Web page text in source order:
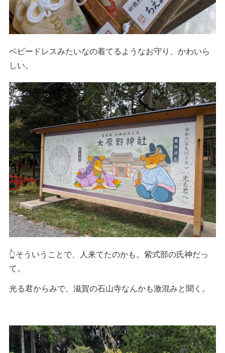
ベビードレスみたいなの着てるようなお守り、かわいら
しい。
👆そういうことで、人来てたのかも。紫式部の氏神だっ
て。
光る君からみで、滋賀の石山寺なんかも激混みと聞く。